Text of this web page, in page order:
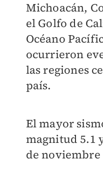
Michoacán,
el Golfo de
Océano
ocurrieron
las regiones
país.
El mayor
magnitud 5.1
de noviembre